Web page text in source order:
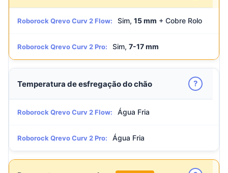
Roborock Qrevo Curv 2 Flow: Sim, 15 mm + Cobre Rolo
Roborock Qrevo Curv 2 Pro: Sim, 7-17 mm
Temperatura de esfregação do chão ?
Roborock Qrevo Curv 2 Flow: Água Fria
Roborock Qrevo Curv 2 Pro: Água Fria